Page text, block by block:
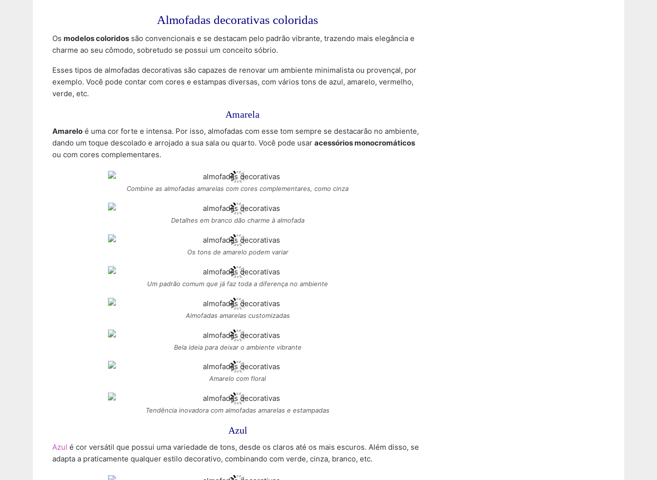
Almofadas decorativas coloridas
Os modelos coloridos são convencionais e se destacam pelo padrão vibrante, trazendo mais elegância e
charme ao seu cômodo, sobretudo se possui um conceito sóbrio.
Esses tipos de almofadas decorativas são capazes de renovar um ambiente minimalista ou provençal, por
exemplo. Você pode contar com cores e estampas diversas, com vários tons de azul, amarelo, vermelho,
verde, etc.
Amarela
Amarelo é uma cor forte e intensa. Por isso, almofadas com esse tom sempre se destacarão no ambiente,
dando um toque descolado e arrojado a sua sala ou quarto. Você pode usar acessórios monocromáticos
ou com cores complementares.
Combine as almofadas amarelas com cores complementares, como cinza
Detalhes em branco dão charme à almofada
Os tons de amarelo podem variar
Um padrão comum que já faz toda a diferença no ambiente
Almofadas amarelas customizadas
Bela ideia para deixar o ambiente vibrante
Amarelo com floral
Tendência inovadora com almofadas amarelas e estampadas
Azul
Azul é cor versátil que possui uma variedade de tons, desde os claros até os mais escuros. Além disso, se
adapta a praticamente qualquer estilo decorativo, combinando com verde, cinza, branco, etc.